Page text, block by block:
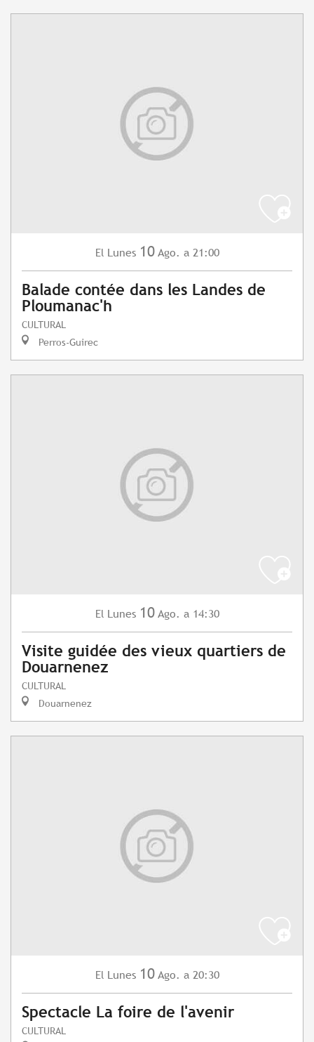
El Lunes 10 Ago. a 21:00
Balade contée dans les Landes de
Ploumanac'h
CULTURAL
Perros-Guirec
El Lunes 10 Ago. a 14:30
Visite guidée des vieux quartiers de
Douarnenez
CULTURAL
Douarnenez
El Lunes 10 Ago. a 20:30
Spectacle La foire de l'avenir
CULTURAL